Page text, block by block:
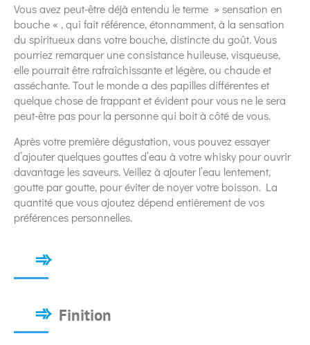
Vous avez peut-être déjà entendu le terme » sensation en
bouche « , qui fait référence, étonnamment, à la sensation
du spiritueux dans votre bouche, distincte du goût. Vous
pourriez remarquer une consistance huileuse, visqueuse,
elle pourrait être rafraîchissante et légère, ou chaude et
asséchante. Tout le monde a des papilles différentes et
quelque chose de frappant et évident pour vous ne le sera
peut-être pas pour la personne qui boit à côté de vous.
Après votre première dégustation, vous pouvez essayer
d’ajouter quelques gouttes d’eau à votre whisky pour ouvrir
davantage les saveurs. Veillez à ajouter l’eau lentement,
goutte par goutte, pour éviter de noyer votre boisson. La
quantité que vous ajoutez dépend entièrement de vos
préférences personnelles.
Finition